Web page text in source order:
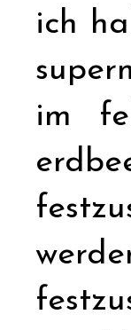
ich
im